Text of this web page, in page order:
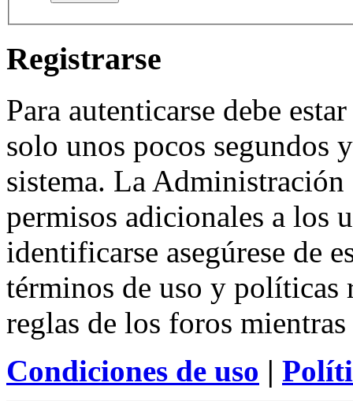
Registrarse
Para autenticarse debe
solo unos pocos segundos
sistema. La
permisos adicionales a los
identificarse asegúrese de
términos de uso y políticas
reglas de los foros
Condiciones de uso |